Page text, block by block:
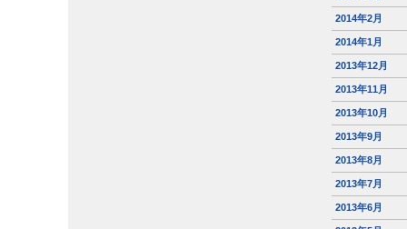
2014年2月
2014年1月
2013年12月
2013年11月
2013年10月
2013年9月
2013年8月
2013年7月
2013年6月